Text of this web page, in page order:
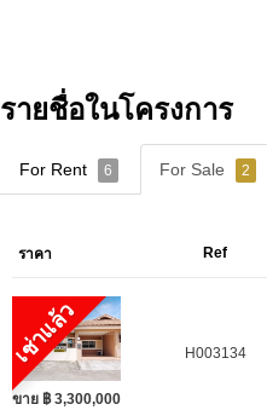
รายชื่อในโครงการ
For Rent 6 For Sale 2
ราคา Ref
เช่าแล้ว
ขาย ฿ 3,300,000
H003134